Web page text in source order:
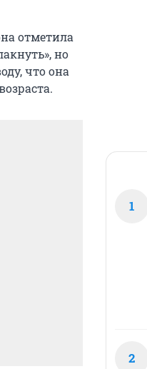
отметила
но
что она
1
2